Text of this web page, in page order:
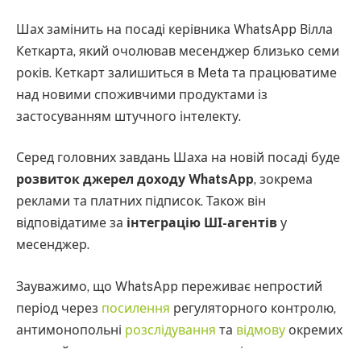
Шах замінить на посаді керівника WhatsApp Вілла
Кеткарта, який очолював месенджер близько семи
років. Кеткарт залишиться в Meta та працюватиме
над новими споживчими продуктами із
застосуванням штучного інтелекту.
Серед головних завдань Шаха на новій посаді буде
розвиток джерел доходу WhatsApp, зокрема
реклами та платних підписок. Також він
відповідатиме за інтеграцію ШІ-агентів у
месенджер.
Зауважимо, що WhatsApp переживає непростий
період через посилення регуляторного контролю,
антимонопольні розслідування та відмову окремих